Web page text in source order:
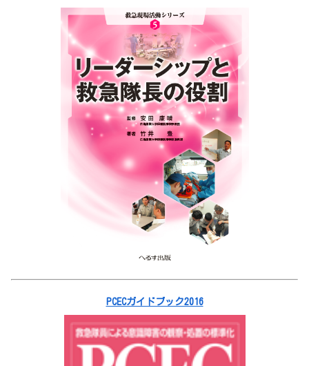
PCECガイドブック2016